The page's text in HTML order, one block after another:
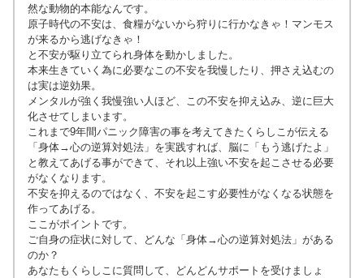
然な動物的本能なんです。
原子時代の不安は、食糧がないから狩りに行かなきゃ！マンモス
が来るから逃げなきゃ！
と不安が駆り立てられ身体を動かしました。
本来生きていく為に必要なこの不安を我慢したり、押さえ込むの
は実は逆効果。
メンタルが強く我慢強い人ほど、この不安を抑え込み、逆に巨大
化させてしまいます。
これまで9年間パニック障害の事を考えてきたくらしこが伝える
「身体→心の逆算対処法」 を実践すれば、脳に「もう逃げたよ」
と教えてあげる事ができて、それ以上強い不安を起こさせる必要
がなくなります。
不安を抑えるのではなく、不安を起こす必要性がなくなる状態を
作ってあげる。
ここがポイントです。
ご自身の症状に対して、どんな 「身体→心の逆算対処法」 がある
のか？
あなたも くらしこに質問して、どんどんサポートを受けましょ